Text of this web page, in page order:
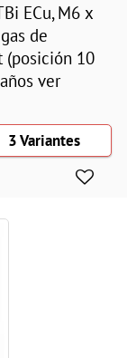
ECu, M6 x
de
(posición 10
ver
3 Variantes